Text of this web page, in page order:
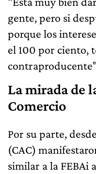
gente, pero si
porque los
el 100 por ciento,
La mirada de
Comercio
Por su parte,
(CAC)
similar a la FEBAi